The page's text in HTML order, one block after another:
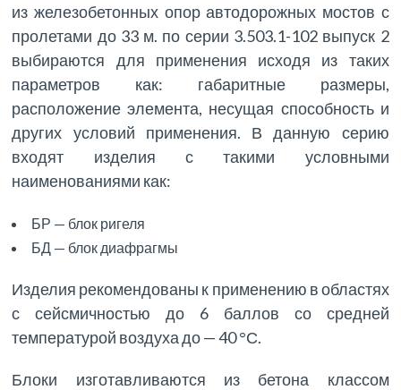
из железобетонных опор автодорожных мостов с
пролетами до 33 м. по серии 3.503.1-102 выпуск 2
выбираются для применения исходя из таких
параметров как: габаритные размеры,
расположение элемента, несущая способность и
других условий применения. В данную серию
входят изделия с такими условными
наименованиями как:
БР — блок ригеля
БД — блок диафрагмы
Изделия рекомендованы к применению в областях
с сейсмичностью до 6 баллов со средней
температурой воздуха до — 40 °С.
Блоки изготавливаются из бетона классом